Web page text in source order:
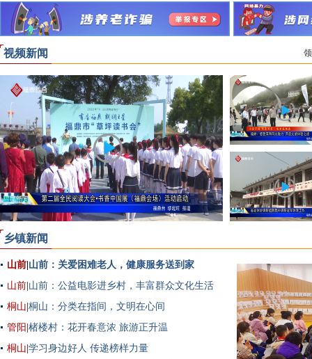
视频新闻
乡镇新闻
山前 山前：关爱困难老人，健康服务送到家
山前 山前：公益电影进乡村，丰富群众文化生活
桐山 桐山：分类在指间，文明在心间
管阳 楮楼村：花开春意浓 旅游正升温
桐山 学习身边好人 传递榜样力量